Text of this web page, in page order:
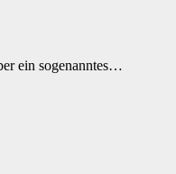
ein sogenanntes…